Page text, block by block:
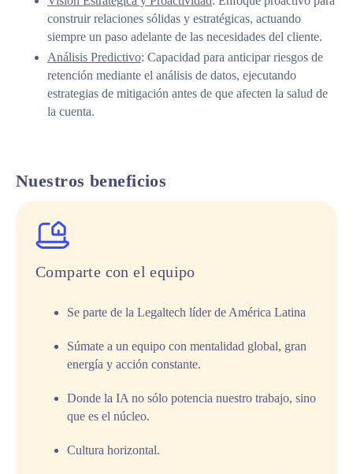
construir relaciones sólidas y estratégicas, actuando
siempre un paso adelante de las necesidades del cliente.
Análisis Predictivo: Capacidad para anticipar riesgos de
retención mediante el análisis de datos, ejecutando
estrategias de mitigación antes de que afecten la salud de
la cuenta.
Nuestros beneficios
Comparte con el equipo
Se parte de la Legaltech líder de América Latina
Súmate a un equipo con mentalidad global, gran
energía y acción constante.
Donde la IA no sólo potencia nuestro trabajo, sino
que es el núcleo.
Cultura horizontal.